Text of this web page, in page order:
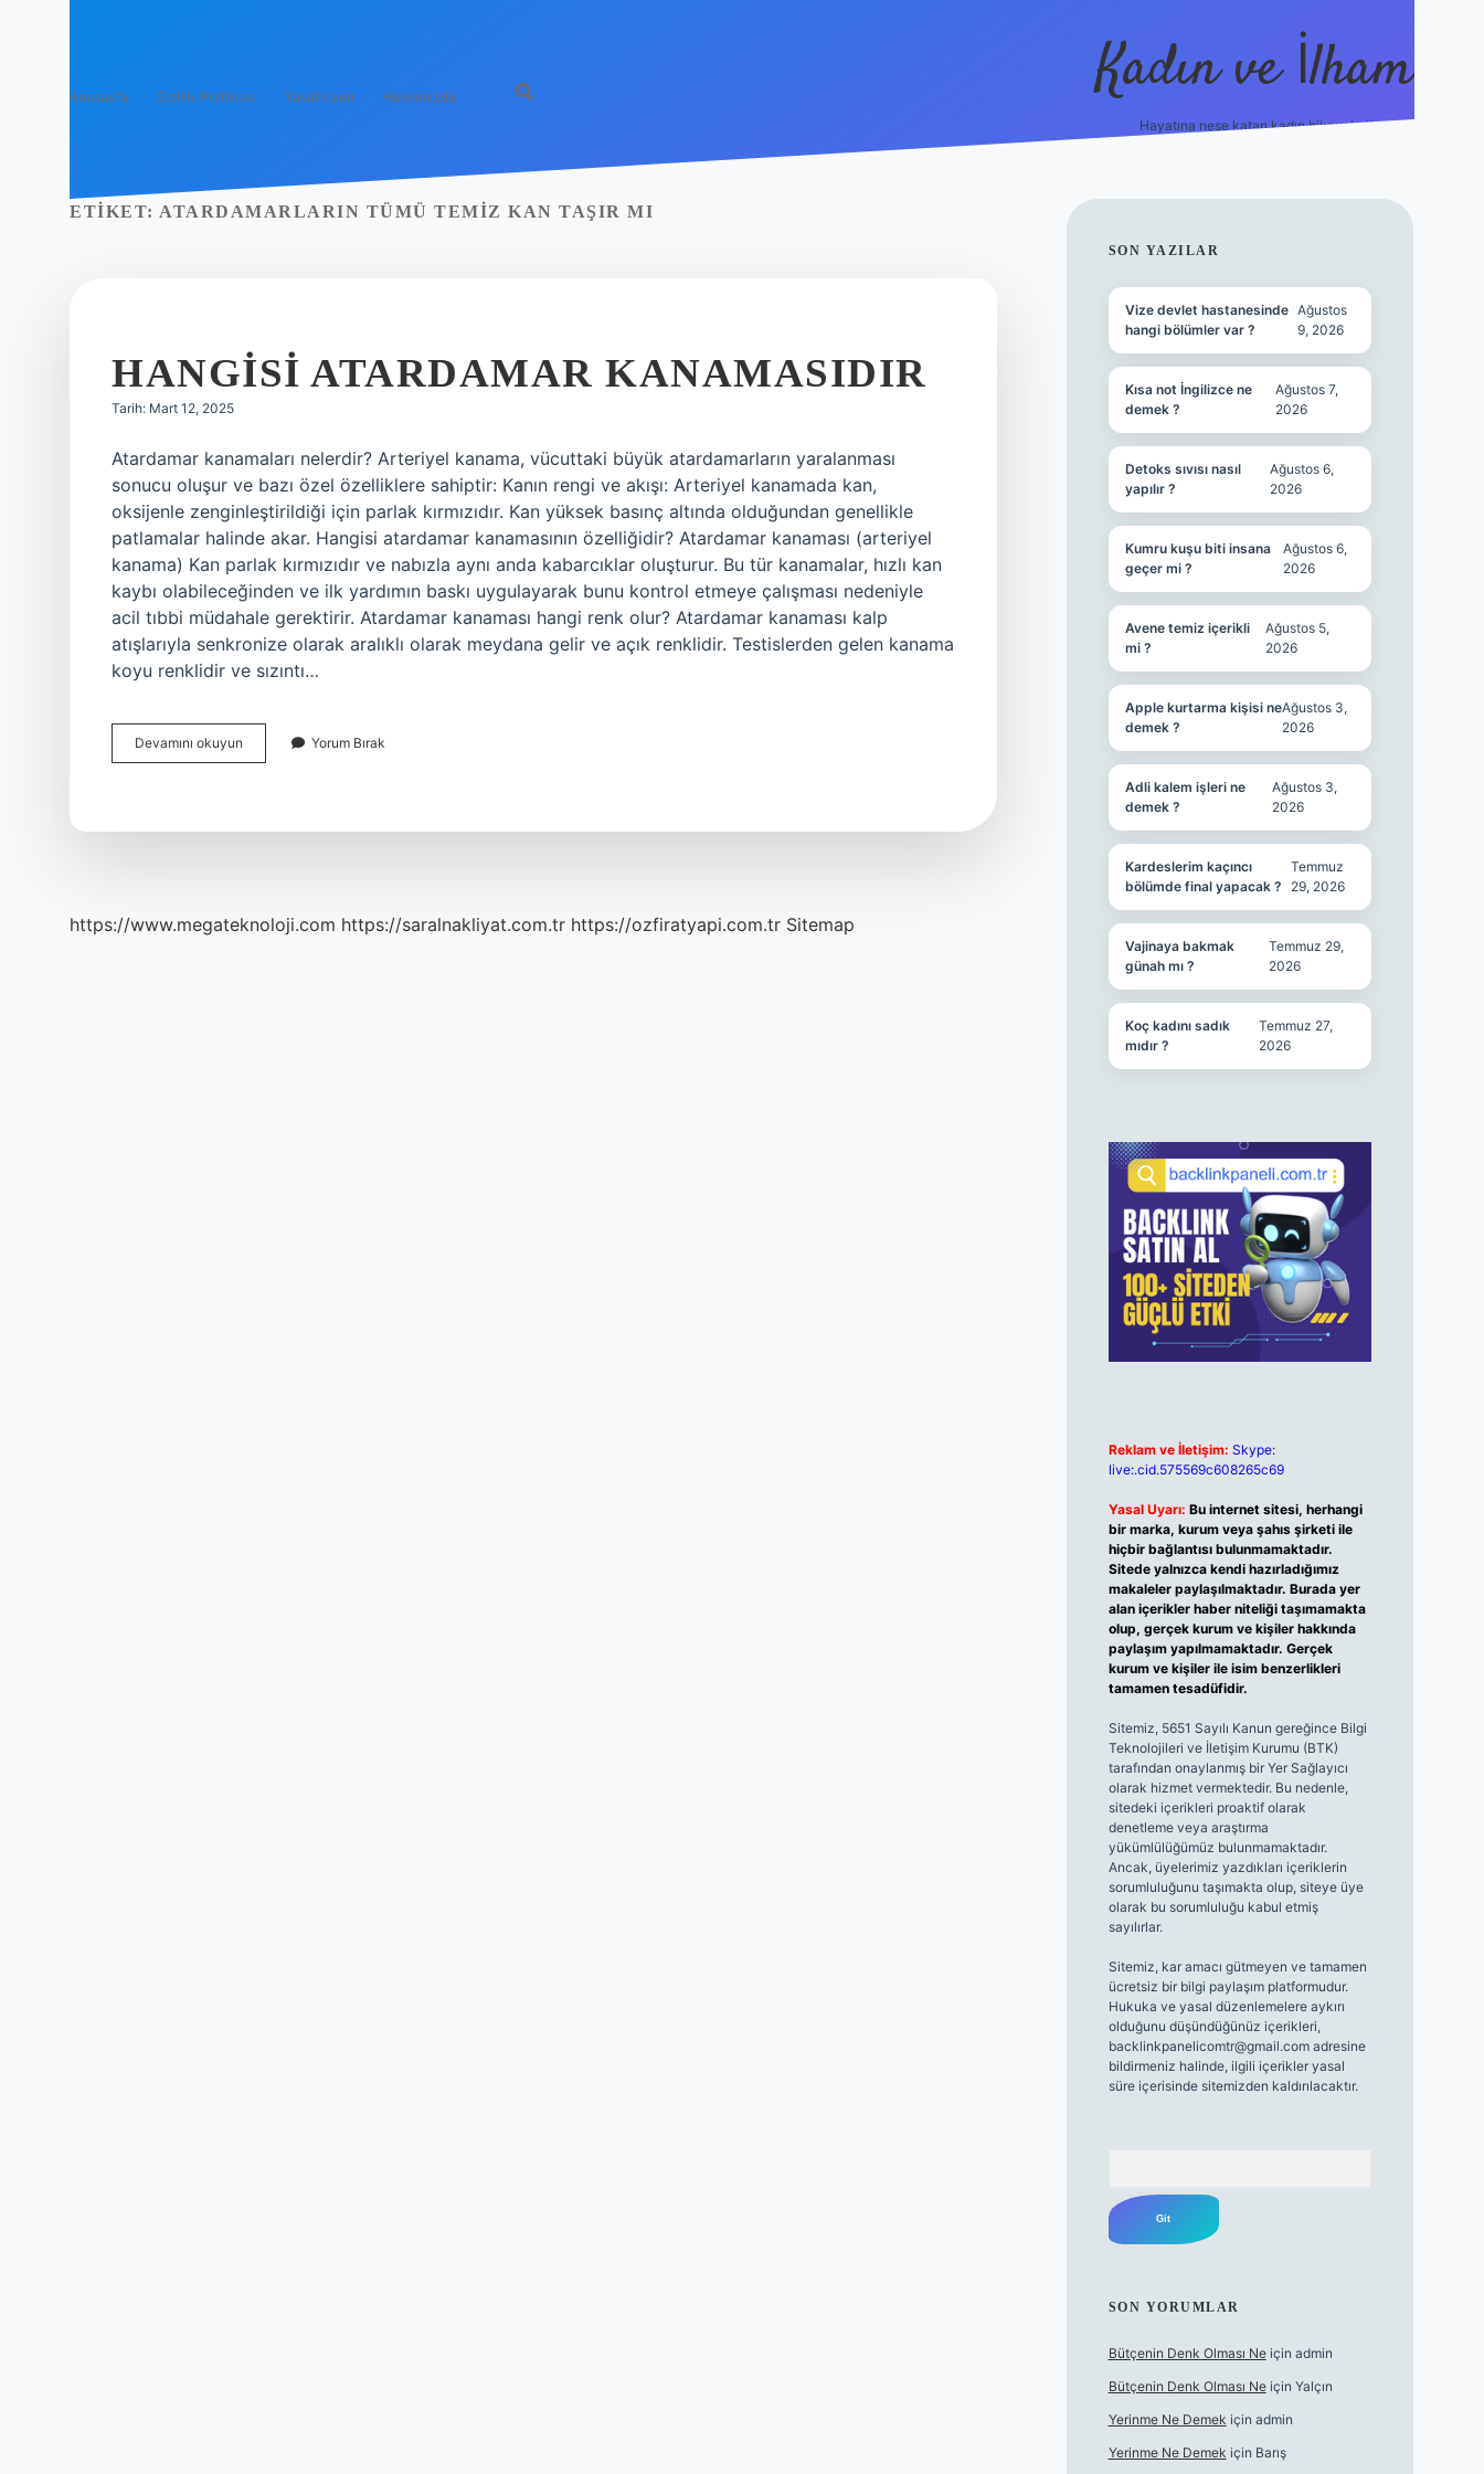
Anasayfa Gizlilik Politikası Yasal Uyarı Hakkımızda Kadın ve İlham
Hayatına neşe katan kadın hikayeleri!
ETIKET: ATARDAMARLARIN TÜMÜ TEMIZ KAN TAŞIR MI
HANGISI ATARDAMAR KANAMASIDIR
Tarih: Mart 12, 2025
Atardamar kanamaları nelerdir? Arteriyel kanama, vücuttaki büyük atardamarların yaralanması
sonucu oluşur ve bazı özel özelliklere sahiptir: Kanın rengi ve akışı: Arteriyel kanamada kan,
oksijenle zenginleştirildiği için parlak kırmızıdır. Kan yüksek basınç altında olduğundan genellikle
patlamalar halinde akar. Hangisi atardamar kanamasının özelliğidir? Atardamar kanaması (arteriyel
kanama) Kan parlak kırmızıdır ve nabızla aynı anda kabarcıklar oluşturur. Bu tür kanamalar, hızlı kan
kaybı olabileceğinden ve ilk yardımın baskı uygulayarak bunu kontrol etmeye çalışması nedeniyle
acil tıbbi müdahale gerektirir. Atardamar kanaması hangi renk olur? Atardamar kanaması kalp
atışlarıyla senkronize olarak aralıklı olarak meydana gelir ve açık renklidir. Testislerden gelen kanama
koyu renklidir ve sızıntı…
Devamını okuyun
Atardamar
Yorum Bırak
https://www.megateknoloji.com https://saralnakliyat.com.tr https://ozfiratyapi.com.tr Sitemap
SIDEBAR
SON YAZILAR
Vize devlet hastanesinde
hangi bölümler var ?
Ağustos
9, 2026
Kısa not İngilizce ne
demek ?
Ağustos 7,
2026
Detoks sıvısı nasıl
yapılır ?
Ağustos 6,
2026
Kumru kuşu biti insana
geçer mi ?
Ağustos 6,
2026
Avene temiz içerikli
mi ?
Ağustos 5,
2026
Apple kurtarma kişisi ne
demek ?
Ağustos 3,
2026
Adli kalem işleri ne
demek ?
Ağustos 3,
2026
Kardeslerim kaçıncı
bölümde final yapacak ?
Temmuz
29, 2026
Vajinaya bakmak
günah mı ?
Temmuz 29,
2026
Koç kadını sadık
mıdır ?
Temmuz 27,
2026
Reklam ve İletişim: Skype:
live:.cid.575569c608265c69
Yasal Uyarı: Bu internet sitesi, herhangi
bir marka, kurum veya şahıs şirketi ile
hiçbir bağlantısı bulunmamaktadır.
Sitede yalnızca kendi hazırladığımız
makaleler paylaşılmaktadır. Burada yer
alan içerikler haber niteliği taşımamakta
olup, gerçek kurum ve kişiler hakkında
paylaşım yapılmamaktadır. Gerçek
kurum ve kişiler ile isim benzerlikleri
tamamen tesadüfidir.
Sitemiz, 5651 Sayılı Kanun gereğince Bilgi
Teknolojileri ve İletişim Kurumu (BTK)
tarafından onaylanmış bir Yer Sağlayıcı
olarak hizmet vermektedir. Bu nedenle,
sitedeki içerikleri proaktif olarak
denetleme veya araştırma
yükümlülüğümüz bulunmamaktadır.
Ancak, üyelerimiz yazdıkları içeriklerin
sorumluluğunu taşımakta olup, siteye üye
olarak bu sorumluluğu kabul etmiş
sayılırlar.
Sitemiz, kar amacı gütmeyen ve tamamen
ücretsiz bir bilgi paylaşım platformudur.
Hukuka ve yasal düzenlemelere aykırı
olduğunu düşündüğünüz içerikleri,
backlinkpanelicomtr@gmail.comadresine
bildirmeniz halinde, ilgili içerikler yasal
süre içerisinde sitemizden kaldırılacaktır.
SON YORUMLAR
Bütçenin Denk Olması Neiçin admin
Bütçenin Denk Olması Neiçin Yalçın
Yerinme Ne Demek için admin
Yerinme Ne Demek için Barış
ilbet https://